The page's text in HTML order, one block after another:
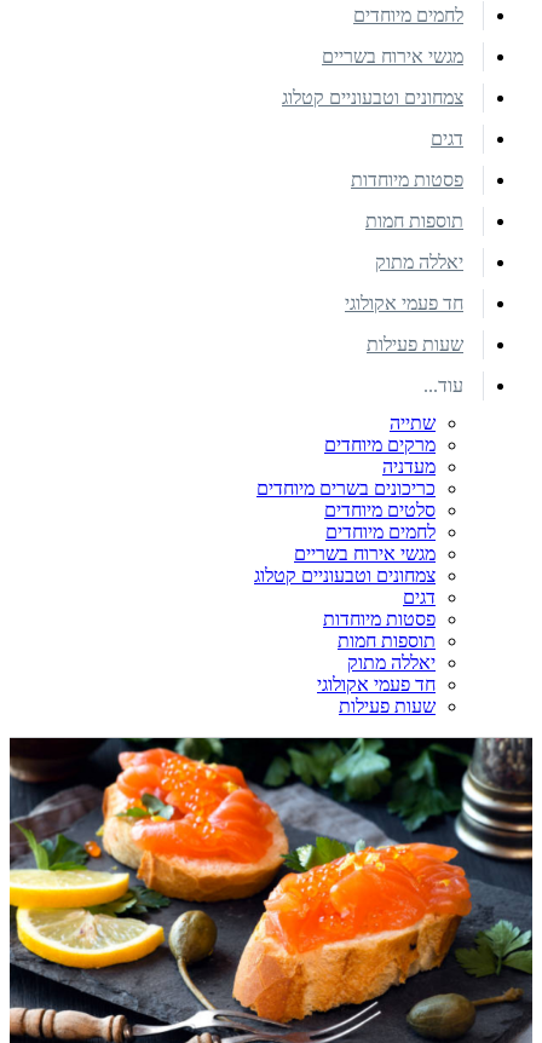
לחמים מיוחדים
מגשי אירוח בשריים
צמחונים וטבעוניים קטלוג
דגים
פסטות מיוחדות
תוספות חמות
יאללה מתוק
חד פעמי אקולוגי
שעות פעילות
עוד...
שתייה
מרקים מיוחדים
מעדניה
כריכונים בשרים מיוחדים
סלטים מיוחדים
לחמים מיוחדים
מגשי אירוח בשריים
צמחונים וטבעוניים קטלוג
דגים
פסטות מיוחדות
תוספות חמות
יאללה מתוק
חד פעמי אקולוגי
שעות פעילות